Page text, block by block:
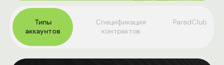
Типы
аккаунтов
Спецификация
контрактов
ParadClub